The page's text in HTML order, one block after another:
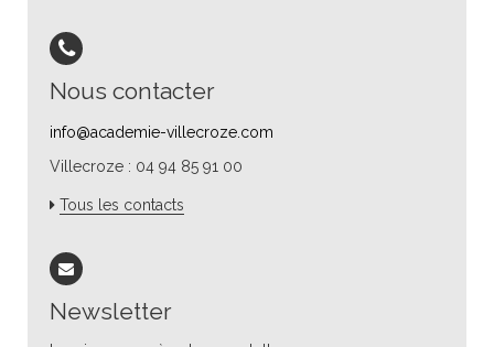
Nous contacter
info@academie-villecroze.com
Villecroze : 04 94 85 91 00
Tous les contacts
Newsletter